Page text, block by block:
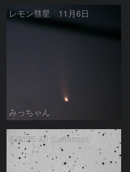
レモン彗星 11月6日
みっちゃん
C/2025 A1 (Lemmon)